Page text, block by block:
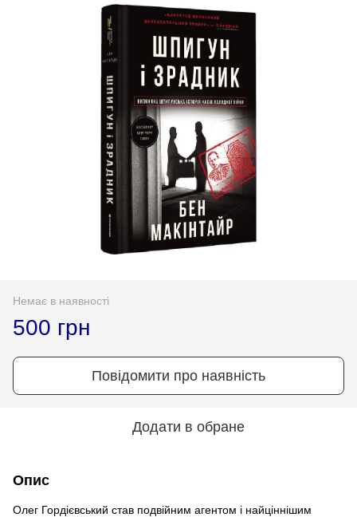
Немає в наявності
500 грн
Повідомити про наявність
Додати в обране
Опис
Олег Гордієвський став подвійним агентом і найціннішим